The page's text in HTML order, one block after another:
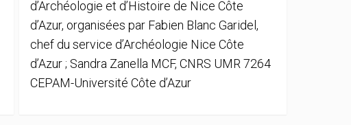
d’Archéologie et d’Histoire de Nice Côte
d’Azur, organisées par Fabien Blanc Garidel,
chef du service d’Archéologie Nice Côte
d’Azur ; Sandra Zanella MCF, CNRS UMR 7264
CEPAM-Université Côte d’Azur